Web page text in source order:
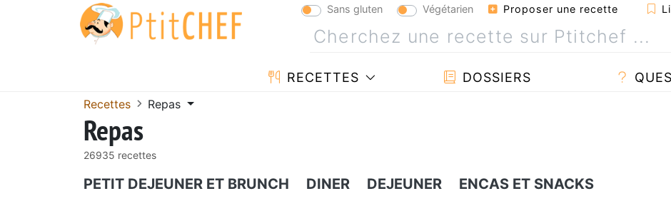
Sans gluten Végétarien Proposer une recette
RECETTES DOSSIERS
Recettes Repas
Repas
26935 recettes
PETIT DEJEUNER ET BRUNCH DINER DEJEUNER ENCAS ET SNACKS